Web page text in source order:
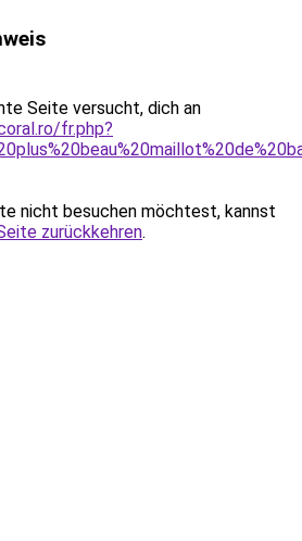
Seite versucht, dich an
fr.php?
nicht besuchen möchtest, kannst
zurückkehren.